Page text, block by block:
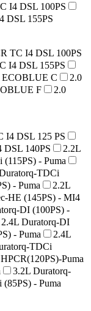
I4 DSL 100PS
DSL 155PS
TC I4 DSL 100PS
I4 DSL 155PS
ECOBLUE C
2.0
F
2.0
I4 DSL 125 PS
DSL 140PS
2.2L
- Puma
TDCi
- Puma
2.2L
HE (145PS) - MI4
DI (100PS) -
2.4L Duratorq-DI
- Puma
2.4L
TDCi
Puma
3.2L Duratorq-
- Puma